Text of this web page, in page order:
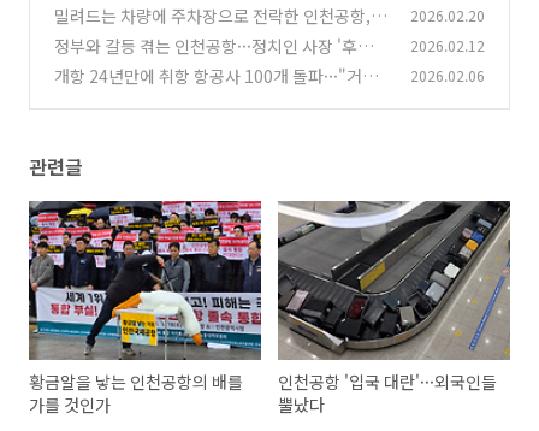
밀려드는 차량에 주차장으로 전락한 인천공항,
이유있었네
(0)
2026.02.20
정부와 갈등 겪는 인천공항···정치인 사장 '후폭
풍' 거세다
(1)
2026.02.12
개항 24년만에 취항 항공사 100개 돌파···"거미
2026.02.06
관련글
황금알을 낳는 인천공항의 배를
가를 것인가
인천공항 '입국 대란'···외국인들
뿔났다